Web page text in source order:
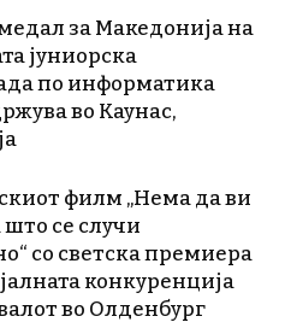
за Македонија на
јуниорска
по информатика
во Каунас,
филм „Нема да ви
што се случи
со светска премиера
конкуренција
во Олденбург